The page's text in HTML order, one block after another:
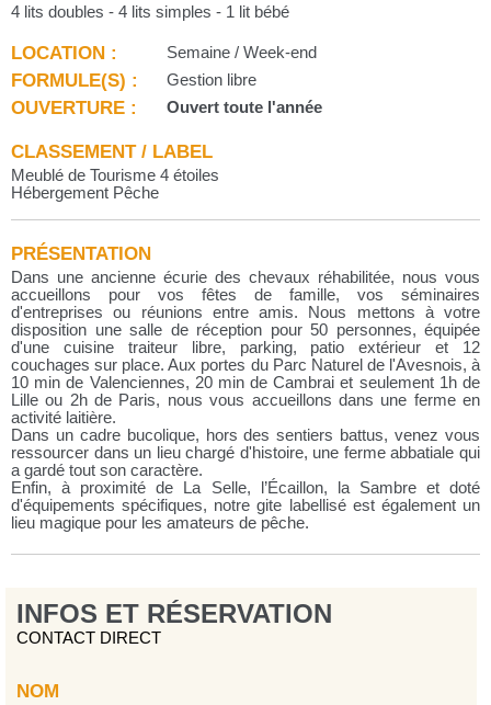
4 lits doubles - 4 lits simples - 1 lit bébé
LOCATION : Semaine / Week-end
FORMULE(S) : Gestion libre
OUVERTURE : Ouvert toute l'année
CLASSEMENT / LABEL
Meublé de Tourisme 4 étoiles
Hébergement Pêche
PRÉSENTATION
Dans une ancienne écurie des chevaux réhabilitée, nous vous
accueillons pour vos fêtes de famille, vos séminaires
d'entreprises ou réunions entre amis. Nous mettons à votre
disposition une salle de réception pour 50 personnes, équipée
d'une cuisine traiteur libre, parking, patio extérieur et 12
couchages sur place. Aux portes du Parc Naturel de l'Avesnois, à
10 min de Valenciennes, 20 min de Cambrai et seulement 1h de
Lille ou 2h de Paris, nous vous accueillons dans une ferme en
activité laitière.
Dans un cadre bucolique, hors des sentiers battus, venez vous
ressourcer dans un lieu chargé d'histoire, une ferme abbatiale qui
a gardé tout son caractère.
Enfin, à proximité de La Selle, l’Écaillon, la Sambre et doté
d'équipements spécifiques, notre gite labellisé est également un
lieu magique pour les amateurs de pêche.
INFOS ET RÉSERVATION
CONTACT DIRECT
NOM